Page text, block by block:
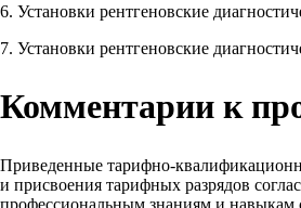
6. Установки рентгеновские
7. Установки рентгеновские
Комментарии к
Приведенные тарифно-
и присвоения тарифных разрядов
профессиональным знаниям и навыкам